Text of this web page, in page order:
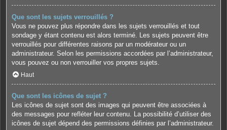
Que sont les sujets verrouillés ?
Vous ne pouvez plus répondre dans les sujets verrouillés et tout
sondage y étant contenu est alors terminé. Les sujets peuvent être
verrouillés pour différentes raisons par un modérateur ou un
administrateur. Selon les permissions accordées par l’administrateur,
vous pouvez ou non verrouiller vos propres sujets.
Haut
Que sont les icônes de sujet ?
Les icônes de sujet sont des images qui peuvent être associées à
des messages pour refléter leur contenu. La possibilité d’utiliser des
icônes de sujet dépend des permissions définies par l’administrateur.